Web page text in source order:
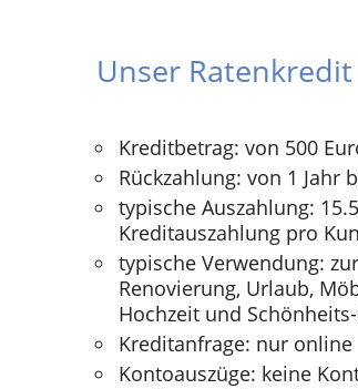
Unser Ratenkredit
Kreditbetrag: von 500
Rückzahlung: von 1 Jahr
typische Auszahlung:
Kreditauszahlung pro
typische Verwendung:
Renovierung, Urlaub,
Hochzeit und
Kreditanfrage: nur online
Kontoauszüge: keine